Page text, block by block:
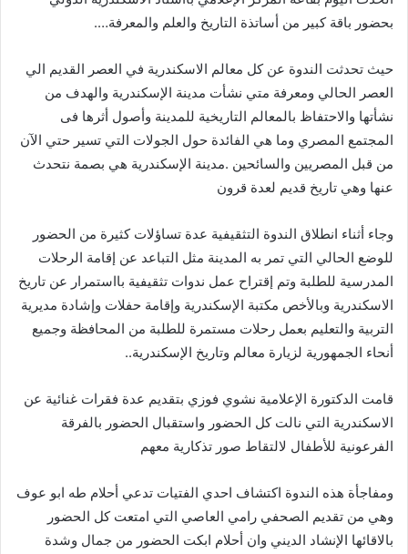
بحضور باقة كبير من أساتذة التاريخ والعلم والمعرفة….
حيث تحدثت الندوة عن كل معالم الاسكندرية في العصر القديم الي
العصر الحالي ومعرفة متي نشأت مدينة الإسكندرية والهدف من
نشأتها والاحتفاظ بالمعالم التاريخية للمدينة وأصول أثرها فى
المجتمع المصري وما هي الفائدة حول الجولات التي تسير حتي الآن
من قبل المصريين والسائحين .مدينة الإسكندرية هي بصمة نتحدث
عنها وهي تاريخ قديم لعدة قرون
وجاء أثناء انطلاق الندوة التثقيفية عدة تساؤلات كثيرة من الحضور
للوضع الحالي التي تمر به المدينة مثل التباعد عن إقامة الرحلات
المدرسية للطلبة وتم إقتراح عمل ندوات تثقيفية بااستمرار عن تاريخ
الاسكندرية وبالأخص مكتبة الإسكندرية وإقامة حفلات وإشادة مديرية
التربية والتعليم بعمل رحلات مستمرة للطلبة من المحافظة وجميع
أنحاء الجمهورية لزيارة معالم وتاريخ الإسكندرية..
قامت الدكتورة الإعلامية نشوي فوزي بتقديم عدة فقرات غنائية عن
الاسكندرية التي نالت كل الحضور واستقبال الحضور بالفرقة
الفرعونية للأطفال لالتقاط صور تذكارية معهم
ومفاجأة هذه الندوة اكتشاف احدي الفتيات تدعي أحلام طه ابو عوف
وهي من تقديم الصحفي رامي العاصي التي امتعت كل الحضور
بالاقائها الإنشاد الديني وان أحلام ابكت الحضور من جمال وشدة